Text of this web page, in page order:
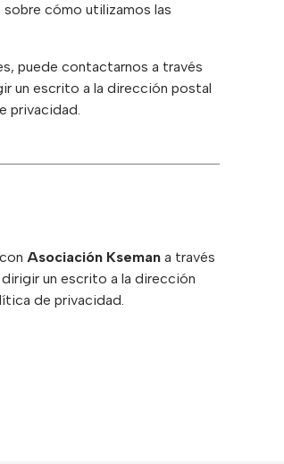
cómo utilizamos las
puede contactarnos a través
un escrito a la dirección postal
privacidad.
Asociación Ksemana través
un escrito a la dirección
de privacidad.